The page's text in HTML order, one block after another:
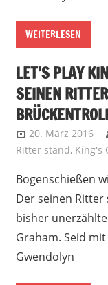
WEITERLESEN
LET’S PLAY
SEINEN
20. März 2016
Ritter stand, King's
Bogenschießen
Der seinen
bisher
Graham. Seid
Gwendolyn